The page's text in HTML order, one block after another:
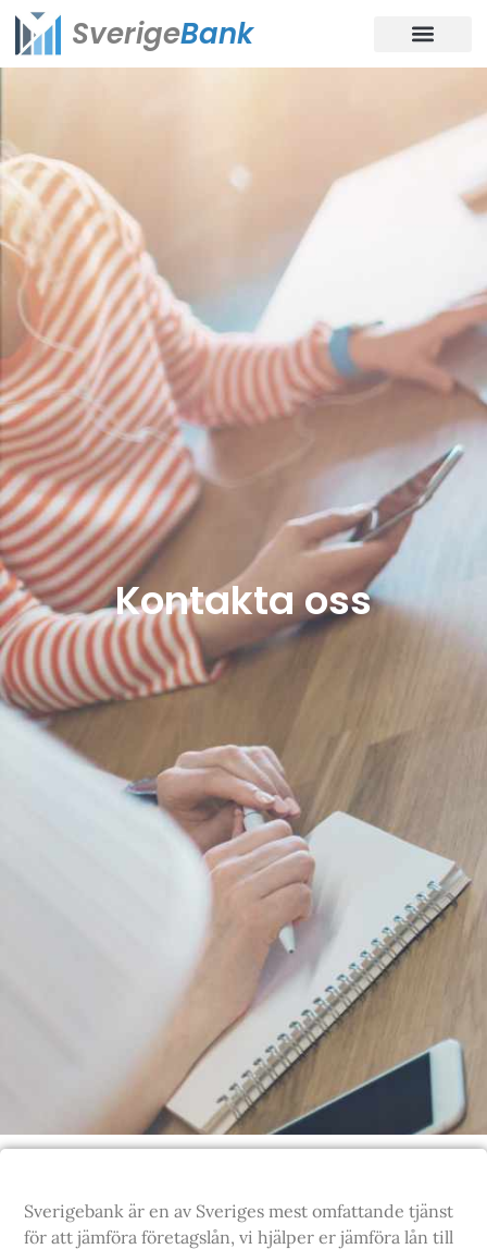
SverigeBank
Kontakta oss
Sverigebank är en av Sveriges mest omfattande tjänst
för att jämföra företagslån, vi hjälper er jämföra lån till